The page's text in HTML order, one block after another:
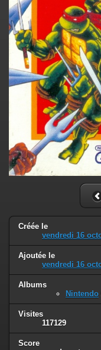
Créée le
vendredi 16
Ajoutée le
vendredi 16
Albums
Nintendo
Visites
117129
Score